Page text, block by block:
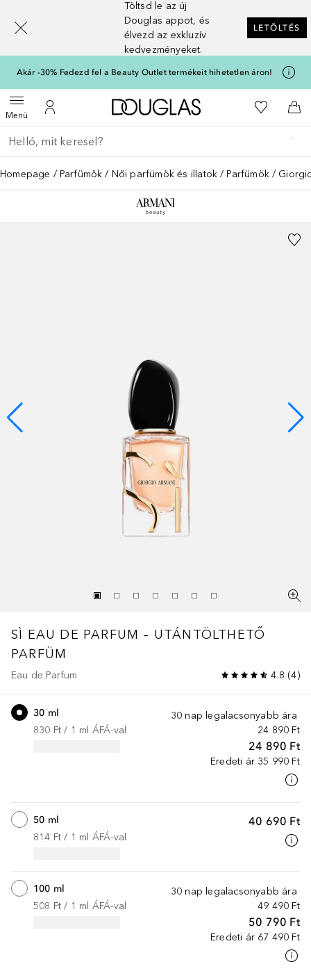
Töltsd le az új
Douglas appot, és
élvezd az exkluzív
kedvezményeket.
LETÖLTÉS
Akár -30% Fedezd fel a Beauty Outlet termékeit hihetetlen áron!
MenüMenü megnyitása
A fiókomhoz
A Douglas Főoldalra
A
Menj vissza
Keresés végrehajtása
Homepage Parfümök Női parfümök és illatok Parfümök
SÌ EAU DE PARFUM – UTÁNTÖLTHETŐ
PARFÜM
Eau de Parfum 4.8 (4)
30 nap legalacsonyabb ára
24 890 Ft
24 890 Ft
Eredeti ár 35 990 Ft
30 ml
830 Ft / 1 ml ÁFÁ-val
40 690 Ft
50 ml
814 Ft / 1 ml ÁFÁ-val
30 nap legalacsonyabb ára
49 490 Ft
50 790 Ft
Eredeti ár 67 490 Ft
100 ml
508 Ft / 1 ml ÁFÁ-val
[navigation.slideout.screenreader]